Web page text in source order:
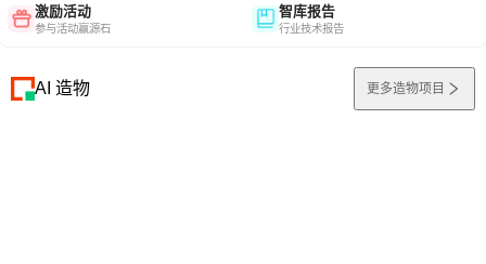
激励活动
参与活动赢源石
智库报告
行业技术报告
AI 造物 更多造物项目